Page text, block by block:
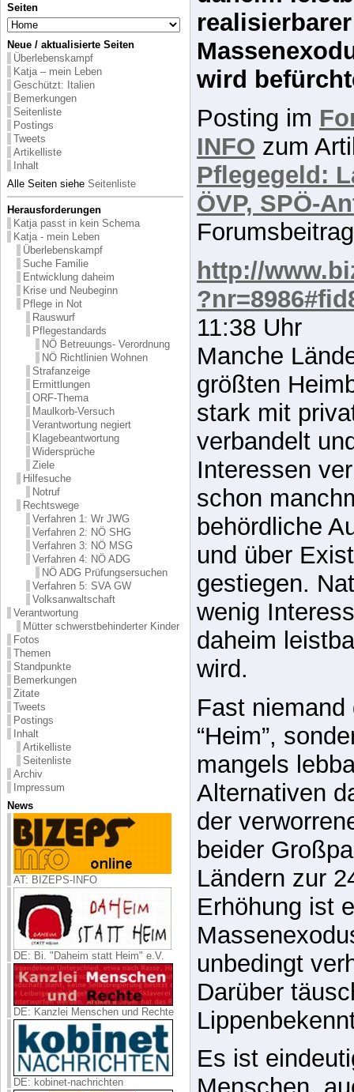
Seiten
Neue / aktualisierte Seiten
Überlebenskampf
Katja – mein Leben
Geschützt: Italien
Bemerkungen
Seitenliste
Postings
Tweets
Artikelliste
Inhalt
Alle Seiten siehe Seitenliste
Herausforderungen
Katja passt in kein Schema
Katja - mein Leben
Überlebenskampf
Suche Familie
Entwicklung daheim
Krise und Neubeginn
Pflege in Not
Rauswurf
Pflegestandards
NÖ Betreuungs- Verordnung
NÖ Richtlinien Wohnen
Strafanzeige
Ermittlungen
ORF-Thema
Maulkorb-Versuch
Verantwortung negiert
Klagebeantwortung
Widersprüche
Ziele
Hilfesuche
Notruf
Rechtswege
Verfahren 1: Wr JWG
Verfahren 2: NÖ SHG
Verfahren 3: NÖ MSG
Verfahren 4: NÖ ADG
NÖ ADG Prüfungsersuchen
Verfahren 5: SVA GW
Volksanwaltschaft
Verantwortung
Mütter schwerstbehinderter Kinder
Fotos
Themen
Standpunkte
Bemerkungen
Zitate
Tweets
Postings
Inhalt
Artikelliste
Seitenliste
Archiv
Impressum
News
AT: BIZEPS-INFO
DE: Bi. "Daheim statt Heim" e.V.
DE: Kanzlei Menschen und Rechte
DE: kobinet-nachrichten
Wenig
daheim
wird
Posting im
INFO zum
Pflegegeld:
ÖVP, SPÖ-
http://
11:38 Uhr
Manche
größten
stark mit
verbandelt
Interessen
schon
behördliche
und über
gestiegen.
wenig
daheim
wird.
Fast
“Heim”,
mangels
Alternativen
der
beider
Ländern zur
Erhöhung ist
unbedingt
Darüber